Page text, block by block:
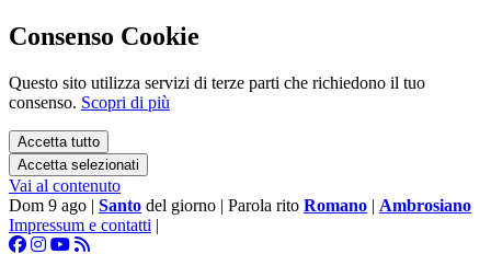
Consenso Cookie
Questo sito utilizza servizi di terze parti che richiedono il tuo
consenso. Scopri di più
Accetta tutto
Accetta selezionati
Vai al contenuto
Dom 9 ago | Santo del giorno | Parola rito Romano | Ambrosiano
Impressum e contatti |